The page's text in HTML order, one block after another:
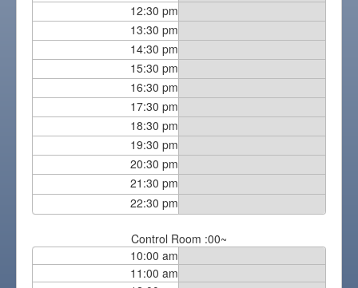
12:30 pm
13:30 pm
14:30 pm
15:30 pm
16:30 pm
17:30 pm
18:30 pm
19:30 pm
20:30 pm
21:30 pm
22:30 pm
Control Room :00~
10:00 am
11:00 am